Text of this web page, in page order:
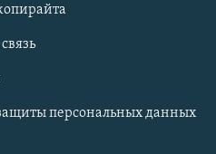
персональных данных